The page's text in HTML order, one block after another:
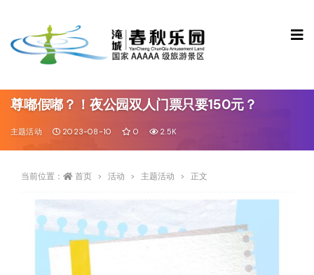
尊嘟假嘟？！夜公园双人门票只要150元？
主题活动 2023-08-10 0 2.5K
当前位置： 首页 活动 主题活动 正文